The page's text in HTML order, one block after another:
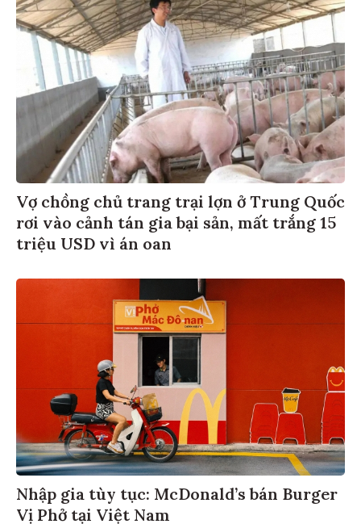
Vợ chồng chủ trang trại lợn ở Trung Quốc
rơi vào cảnh tán gia bại sản, mất trắng 15
triệu USD vì án oan
Nhập gia tùy tục: McDonald’s bán Burger
Vị Phở tại Việt Nam